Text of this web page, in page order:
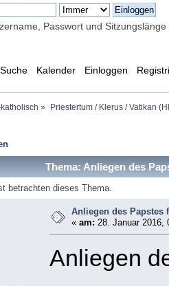
Passwort und Sitzungslänge
Suche Kalender Einloggen
» Priestertum / Klerus / Vatikan
Thema: Anliegen des
betrachten dieses Thema.
Anliegen des Papstes
«am: 28. Januar 2016,
Anliegen